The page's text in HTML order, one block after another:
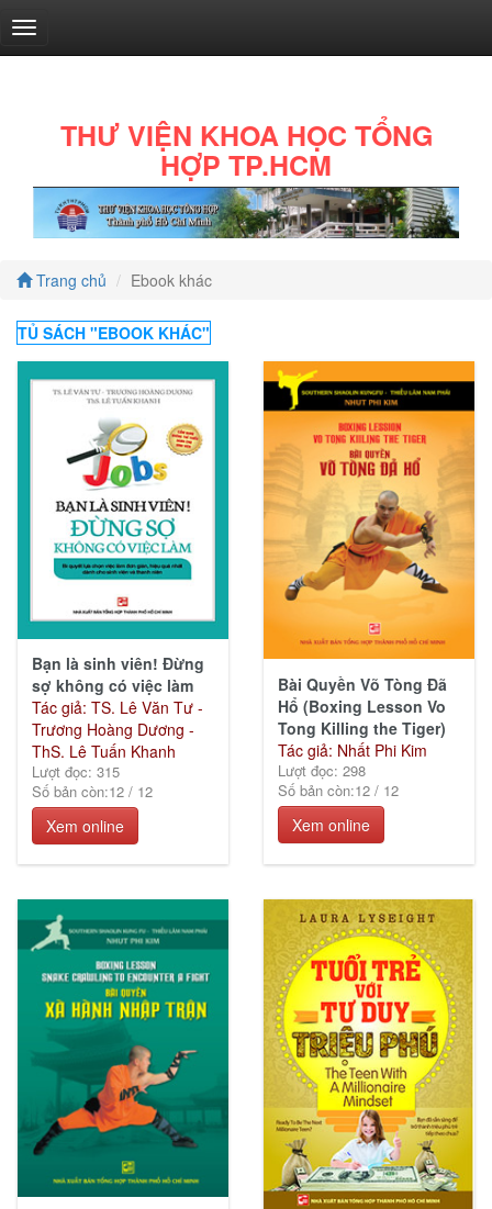
học
khỏe
sống
Lịch
hóa
THƯ VIỆN KHOA HỌC TỔNG
HỢP TP.HCM
Trang chủ Ebook khác
TỦ SÁCH "EBOOK KHÁC"
Bạn là sinh viên! Đừng
sợ không có việc làm
Tác giả: TS. Lê Văn Tư -
Trương Hoàng Dương -
ThS. Lê Tuấn Khanh
Lượt đọc: 315
Số bản còn:12/12
Xem online
Bài Quyền Võ Tòng Đã
Hổ (Boxing Lesson Vo
Tong Killing the Tiger)
Tác giả: Nhất Phi Kim
Lượt đọc: 298
Số bản còn:12/12
Xem online